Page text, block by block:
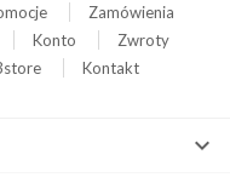
Zamówienia
Konto
Zwroty
Kontakt
